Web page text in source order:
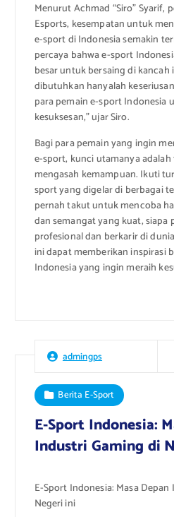
Menurut Achmad “Siro” Syarif,
Esports, kesempatan untuk
e-sport di Indonesia semakin
percaya bahwa e-sport
besar untuk bersaing di kancah
dibutuhkan hanyalah
para pemain e-sport Indonesia
kesuksesan,” ujar Siro.
Bagi para pemain yang ingin
e-sport, kunci utamanya
mengasah kemampuan. Ikuti
sport yang digelar di berbagai
pernah takut untuk mencoba
dan semangat yang kuat, siapa
profesional dan berkarir di
ini dapat memberikan inspirasi
Indonesia yang ingin meraih
admingps
Berita E-Sport
E-Sport Indonesia:
Industri Gaming di
E-Sport Indonesia: Masa
Negeri ini